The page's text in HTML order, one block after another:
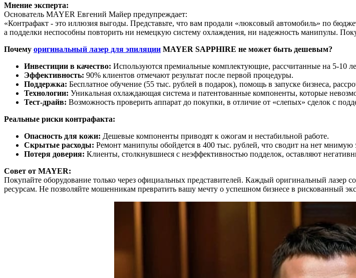
Мнение эксперта:
Основатель MAYER Евгений Майер предупреждает:
«Контрафакт - это иллюзия выгоды. Представьте, что вам продали «люксовый автомобиль» по
а подделки неспособны повторить ни немецкую систему охлаждения, ни надежность манипулы.
Почему оригинальный лазер для эпиляции MAYER SAPPHIRE не может быть дешевым?
Инвестиции в качество: Используются премиальные комплектующие, рассчитанные на 5-10
Эффективность: 90% клиентов отмечают результат после первой процедуры.
Поддержка: Бесплатное обучение (55 тыс. рублей в подарок), помощь в запуске бизнеса,
Технологии: Уникальная охлаждающая система и патентованные компоненты, которые
Тест-драйв: Возможность проверить аппарат до покупки, в отличие от «слепых» сделок с
Реальные риски контрафакта:
Опасность для кожи: Дешевые компоненты приводят к ожогам и нестабильной работе.
Скрытые расходы: Ремонт манипулы обойдется в 400 тыс. рублей, что сводит на нет
Потеря доверия: Клиенты, столкнувшиеся с неэффективностью подделок, оставляют
Совет от MAYER:
Покупайте оборудование только через официальных представителей. Каждый оригинальный
ресурсам. Не позволяйте мошенникам превратить вашу мечту о успешном бизнесе в рискованный